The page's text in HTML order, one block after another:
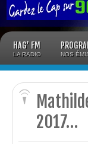
HAG’ FM
LA RADIO NOS
2017…